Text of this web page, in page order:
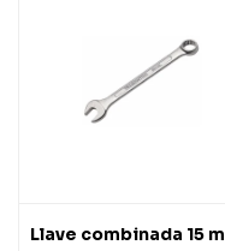
Llave combinada 15